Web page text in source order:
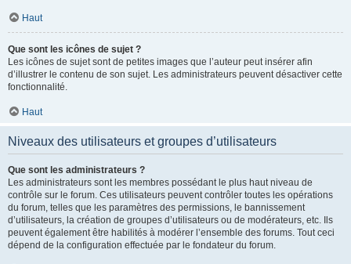
Haut
Que sont les icônes de sujet ?
Les icônes de sujet sont de petites images que l’auteur peut insérer afin
d’illustrer le contenu de son sujet. Les administrateurs peuvent désactiver cette
fonctionnalité.
Haut
Niveaux des utilisateurs et groupes d’utilisateurs
Que sont les administrateurs ?
Les administrateurs sont les membres possédant le plus haut niveau de
contrôle sur le forum. Ces utilisateurs peuvent contrôler toutes les opérations
du forum, telles que les paramètres des permissions, le bannissement
d’utilisateurs, la création de groupes d’utilisateurs ou de modérateurs, etc. Ils
peuvent également être habilités à modérer l’ensemble des forums. Tout ceci
dépend de la configuration effectuée par le fondateur du forum.